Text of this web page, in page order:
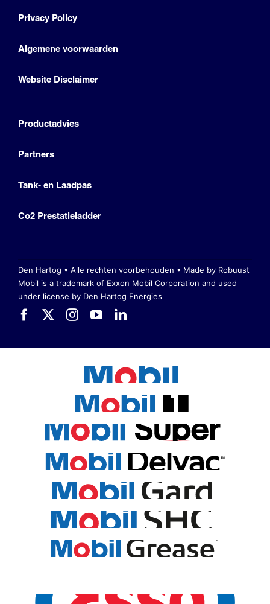
Privacy Policy
Algemene voorwaarden
Website Disclaimer
Productadvies
Partners
Tank- en Laadpas
Co2 Prestatieladder
Den Hartog • Alle rechten voorbehouden • Made by Robuust
Mobil is a trademark of Exxon Mobil Corporation and used
under license by Den Hartog Energies